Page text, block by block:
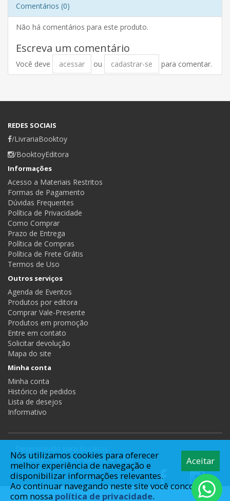
Comentários (0)
Não há comentários para este produto.
Escreva um comentário
Você deve acessar ou cadastrar-se para comentar.
REDES SOCIAIS
/LivrariaBooktoy
/BooktoyEditora
Informações
Acesso a Materiais Restritos
Formas de Pagamento
Dúvidas Frequentes
Política de Privacidade
Como Comprar
Prazo de Entrega
Política de Compras
Política de Frete Grátis
Termos de Uso
Outros serviços
Agenda de Eventos
Produtos por editora
Comprar Vale-Presente
Produtos em promoção
Entre em contato
Solicitar devolução
Mapa do site
Minha conta
Minha conta
Histórico de pedidos
Lista de desejos
Informativo
Booktoy - Livraria e Editora © 2026
Aceitar
Nós utilizamos cookies para oferecer
melhor experiência de navegação e
disponibilizar informações relevantes.
Ao continuar navegando neste site você concorda
com nossa política de privacidade.